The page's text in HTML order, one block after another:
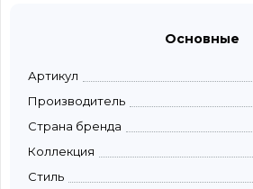
Основные
Артикул
Производитель
Страна бренда
Коллекция
Стиль